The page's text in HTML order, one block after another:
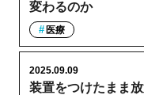
変わるのか
医療
装置をつけたまま
2025.09.09